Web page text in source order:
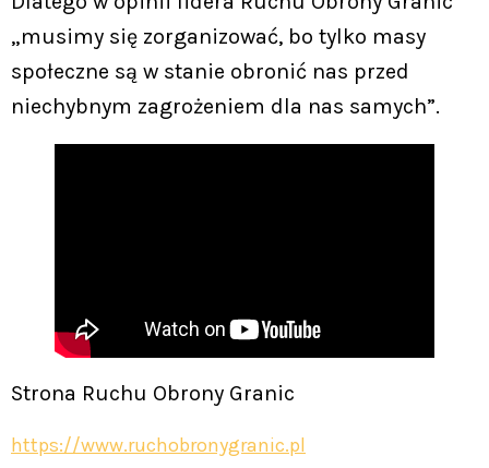
„musimy się zorganizować, bo tylko masy
społeczne są w stanie obronić nas przed
niechybnym zagrożeniem dla nas samych”.
Strona Ruchu Obrony Granic
https://www.ruchobronygranic.pl